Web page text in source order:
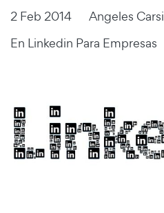
2 Feb 2014
Angeles Carsi
En Linkedin Para Empresas